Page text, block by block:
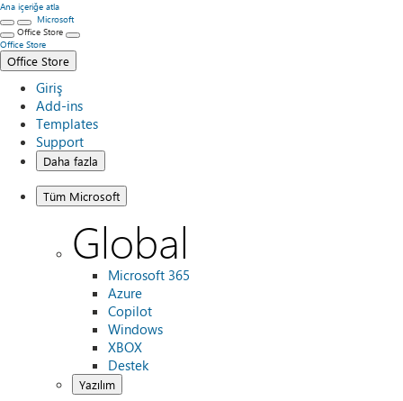
Ana içeriğe atla
Microsoft
Office Store
Office Store
Office Store
Giriş
Add-ins
Templates
Support
Daha fazla
Tüm Microsoft
Global
Microsoft 365
Azure
Copilot
Windows
XBOX
Destek
Yazılım